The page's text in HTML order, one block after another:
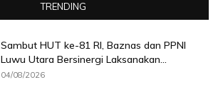
TRENDING
Sambut HUT ke-81 RI, Baznas dan PPNI
Luwu Utara Bersinergi Laksanakan...
04/08/2026